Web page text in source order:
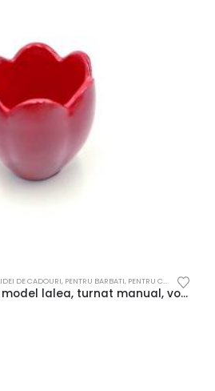
IDEI DE CADOURI, PENTRU BARBATI, PENTRU COPII ,PENTRU
Recipient rosu inchis model lalea, turnat manual, vopsit si lacuit